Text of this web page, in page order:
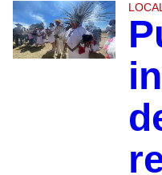
LOCAL